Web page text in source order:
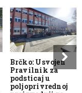
Brčko: Usvojen
Pravilnik za
podsticaj u
poljoprivrednoj